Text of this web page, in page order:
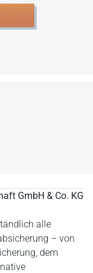
GmbH & Co. KG
alle
– von
dem